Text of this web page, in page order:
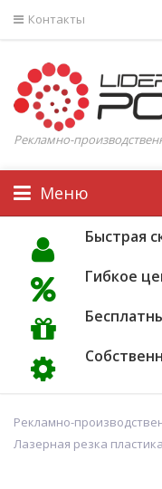
Контакты
Рекламно-
Меню
Быстрая
Гибкое
Рекламно-
Лазерная резка